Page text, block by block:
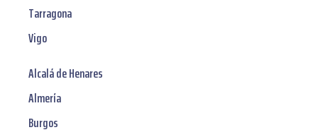
Tarragona
Vigo
Alcalá de Henares
Almería
Burgos